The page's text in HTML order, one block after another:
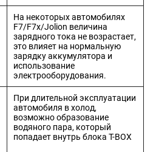
На некоторых автомобилях
F7/F7x/Jolion величина
зарядного тока не возрастает,
это влияет на нормальную
зарядку аккумулятора и
использование
электрооборудования.
При длительной эксплуатации
автомобиля в холод,
возможно образование
водяного пара, который
попадает внутрь блока T-BOX